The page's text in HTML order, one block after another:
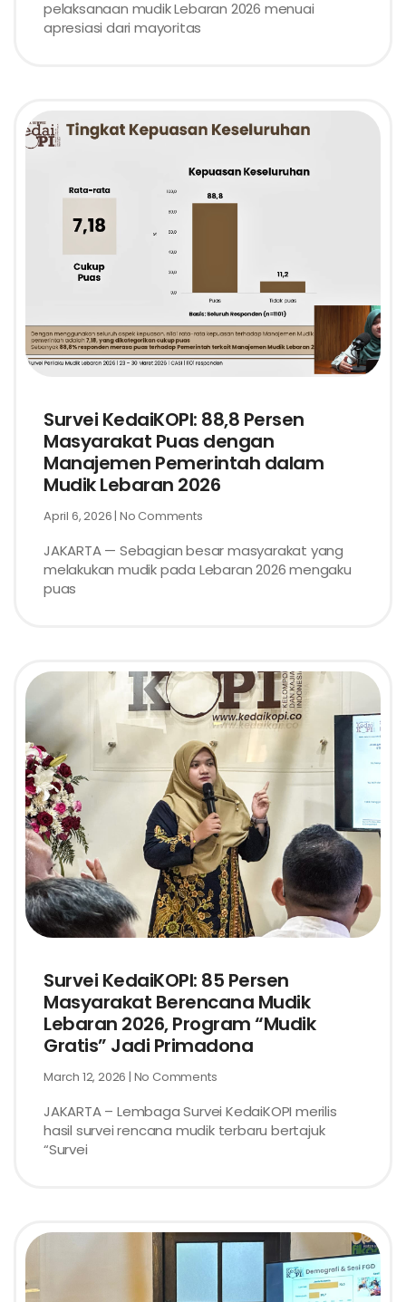
pelaksanaan mudik Lebaran 2026 menuai
apresiasi dari mayoritas
Survei KedaiKOPI: 88,8 Persen
Masyarakat Puas dengan
Manajemen Pemerintah dalam
Mudik Lebaran 2026
April 6, 2026 No Comments
JAKARTA — Sebagian besar masyarakat yang
melakukan mudik pada Lebaran 2026 mengaku
puas
Survei KedaiKOPI: 85 Persen
Masyarakat Berencana Mudik
Lebaran 2026, Program “Mudik
Gratis” Jadi Primadona
March 12, 2026 No Comments
JAKARTA – Lembaga Survei KedaiKOPI merilis
hasil survei rencana mudik terbaru bertajuk
“Survei